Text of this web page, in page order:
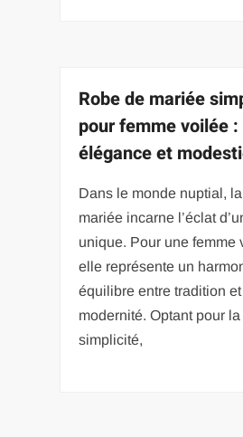
Robe de mariée
pour femme voilée :
élégance et
Dans le monde nuptial,
mariée incarne l’éclat
unique. Pour une femme
elle représente un
équilibre entre tradition et
modernité. Optant pour la
simplicité,